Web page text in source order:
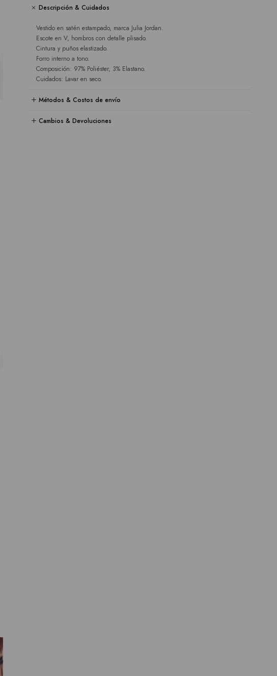
Descripción & Cuidados
Vestido en satén estampado, marca Julia Jordan.
Escote en V, hombros con detalle plisado.
Cintura y puños elastizado.
Forro interno a tono.
Composición: 97% Poliéster, 3% Elastano.
Cuidados: Lavar en seco.
Métodos & Costos de envío
Cambios & Devoluciones